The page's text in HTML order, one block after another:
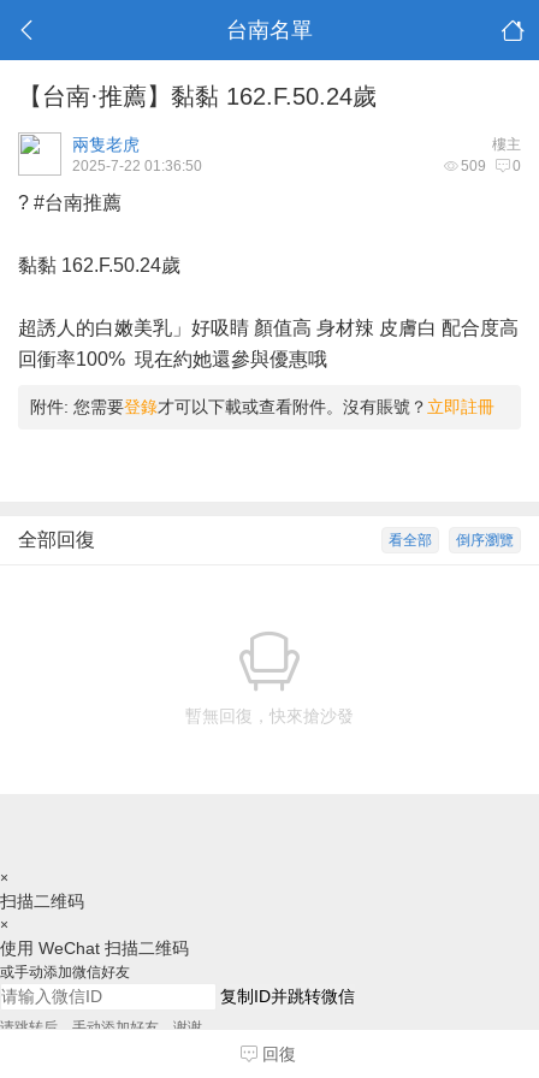
台南名單
【台南·推薦】黏黏 162.F.50.24歲
樓主
兩隻老虎
509 0
2025-7-22 01:36:50
? #台南推薦
黏黏 162.F.50.24歲
超誘人的白嫩美乳」好吸睛 顏值高 身材辣 皮膚白 配合度高
回衝率100% 現在約她還參與優惠哦
附件: 您需要登錄才可以下載或查看附件。沒有賬號？ 立即註冊
倒序瀏覽
看全部
全部回復
暫無回復，快來搶沙發
回復
×
扫描二维码
×
使用 WeChat 扫描二维码
或手动添加微信好友
复制ID并跳转微信
请跳转后，手动添加好友，谢谢